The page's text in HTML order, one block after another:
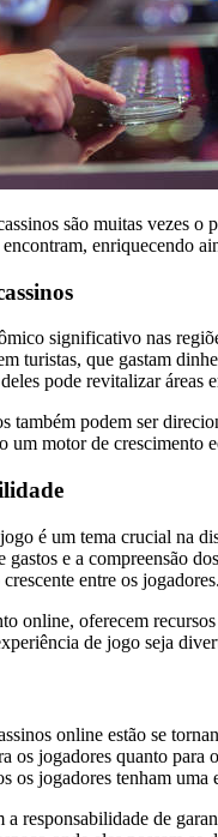
são muitas vezes
enriquecendo
significativo nas
turistas, que gastam
pode revitalizar áreas
também podem ser
um motor de crescimento
é um tema crucial na
e a compreensão
entre os jogadores.
online, oferecem
de jogo seja
online estão se
os jogadores quanto
os jogadores tenham uma
responsabilidade de